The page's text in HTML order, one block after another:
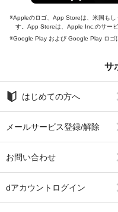
Appleのロゴ、App Storeは、米国も
す。App Storeは、Apple Inc.のサービ
Google Play および Google Play ロゴ
サ
はじめての方へ
メールサービス登録/解除
お問い合わせ
dアカウントログイン